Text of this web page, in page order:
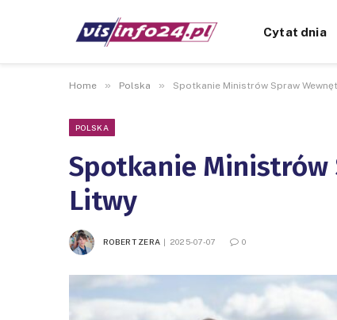
Cytat dnia
Home » Polska » Spotkanie Ministrów Spraw
POLSKA
Spotkanie Ministrów
Litwy
ROBERT ZERA 2025-07-07 0